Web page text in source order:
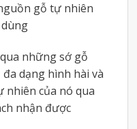
gỗ tự nhiên
những sớ gỗ
dạng hình hài và
nhiên của nó qua
nhận được